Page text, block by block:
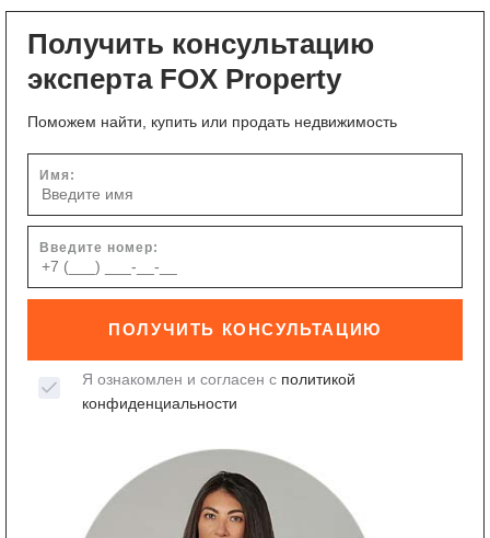
Получить консультацию
эксперта FOX Property
Поможем найти, купить или продать недвижимость
Имя:
Введите номер:
ПОЛУЧИТЬ КОНСУЛЬТАЦИЮ
Я ознакомлен и согласен с политикой
конфиденциальности